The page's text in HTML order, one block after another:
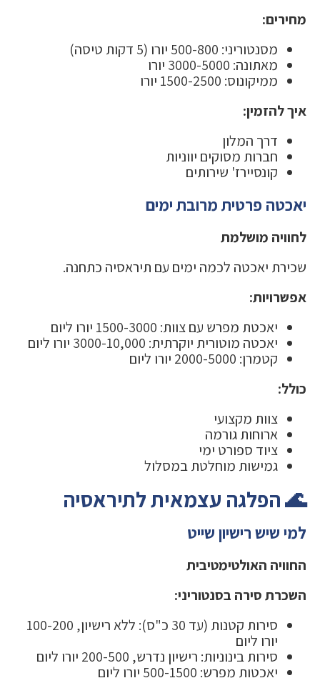
מחירים:
מסנטוריני: 500-800 יורו (5 דקות טיסה)
מאתונה: 3000-5000 יורו
ממיקונוס: 1500-2500 יורו
איך להזמין:
דרך המלון
חברות מסוקים יווניות
קונסיירז' שירותים
יאכטה פרטית מרובת ימים
לחוויה מושלמת
שכירת יאכטה לכמה ימים עם תיראסיה כתחנה.
אפשרויות:
יאכטת מפרש עם צוות: 1500-3000 יורו ליום
יאכטה מוטורית יוקרתית: 3000-10,000 יורו ליום
קטמרן: 2000-5000 יורו ליום
כולל:
צוות מקצועי
ארוחות גורמה
ציוד ספורט ימי
גמישות מוחלטת במסלול
🌊 הפלגה עצמאית לתיראסיה
למי שיש רישיון שייט
החוויה האולטימטיבית
השכרת סירה בסנטוריני:
סירות קטנות (עד 30 כ"ס): ללא רישיון, 100-200
יורו ליום
סירות בינוניות: רישיון נדרש, 200-500 יורו ליום
יאכטות מפרש: 500-1500 יורו ליום